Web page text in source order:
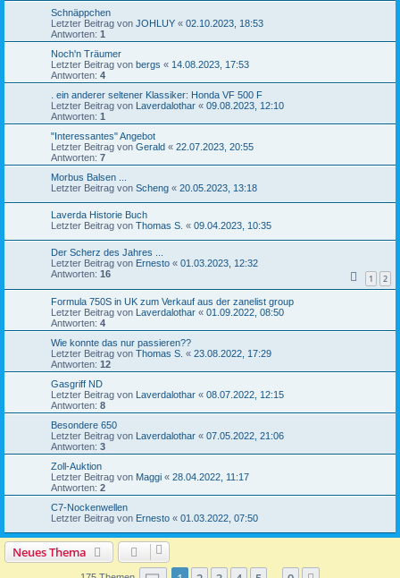
Schnäppchen
Letzter Beitrag von JOHLUY « 02.10.2023, 18:53
Antworten: 1
Noch'n Träumer
Letzter Beitrag von bergs « 14.08.2023, 17:53
Antworten: 4
. ein anderer seltener Klassiker: Honda VF 500 F
Letzter Beitrag von
Laverdalothar « 09.08.2023, 12:10
Antworten: 1
"Interessantes" Angebot
Letzter Beitrag von Gerald « 22.07.2023, 20:55
Antworten: 7
Morbus Balsen ...
Letzter Beitrag von Scheng « 20.05.2023, 13:18
Laverda Historie Buch
Letzter Beitrag von Thomas S. « 09.04.2023, 10:35
Der Scherz des Jahres ...
Letzter Beitrag von Ernesto « 01.03.2023, 12:32
Antworten: 16 1 2
Formula 750S in UK zum Verkauf aus der zanelist group
Letzter Beitrag von Laverdalothar « 01.09.2022, 08:50
Antworten: 4
Wie konnte das nur passieren??
Letzter Beitrag von Thomas S. « 23.08.2022, 17:29
Antworten: 12
Gasgriff ND
Letzter Beitrag von Laverdalothar « 08.07.2022, 12:15
Antworten: 8
Besondere 650
Letzter Beitrag von Laverdalothar « 07.05.2022, 21:06
Antworten: 3
Zoll-Auktion
Letzter Beitrag von Maggi « 28.04.2022, 11:17
Antworten: 2
C7-Nockenwellen
Letzter Beitrag von Ernesto « 01.03.2022, 07:50
Neues Thema